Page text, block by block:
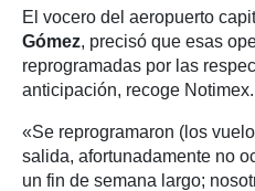
El vocero del aeropuerto
Gómez, precisó que esas
reprogramadas por las
anticipación, recoge Notimex.
«Se reprogramaron (los
salida, afortunadamente no
un fin de semana largo;